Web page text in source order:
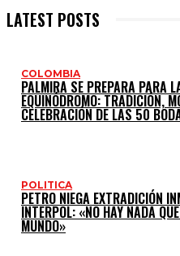
LATEST POSTS
COLOMBIA
PALMIRA SE PREPARA PARA
EQUINÓDROMO: TRADICIÓN,
CELEBRACIÓN DE LAS 50
POLITICA
PETRO NIEGA EXTRADICIÓN
INTERPOL: «NO HAY NADA
MUNDO»